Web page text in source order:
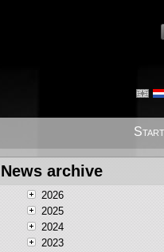
News archive
2026
2025
2024
2023